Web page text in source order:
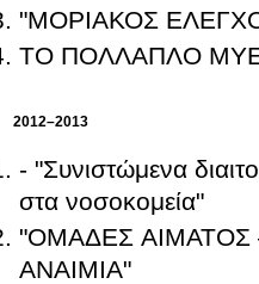
"ΜΟΡΙΑΚΟΣ
ΤΟ ΠΟΛΛΑΠΛΟ
2012–2013
- "Συνιστώμενα
στα νοσοκομεία"
"ΟΜΑΔΕΣ ΑΙΜΑΤΟΣ
ΑΝΑΙΜΙΑ"